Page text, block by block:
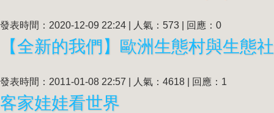
發表時間：2020-12-09 22:24 | 人氣：573 | 回應：0
【全新的我們】歐洲生態村與生態
發表時間：2011-01-08 22:57 | 人氣：4618 | 回應：1
客家娃娃看世界